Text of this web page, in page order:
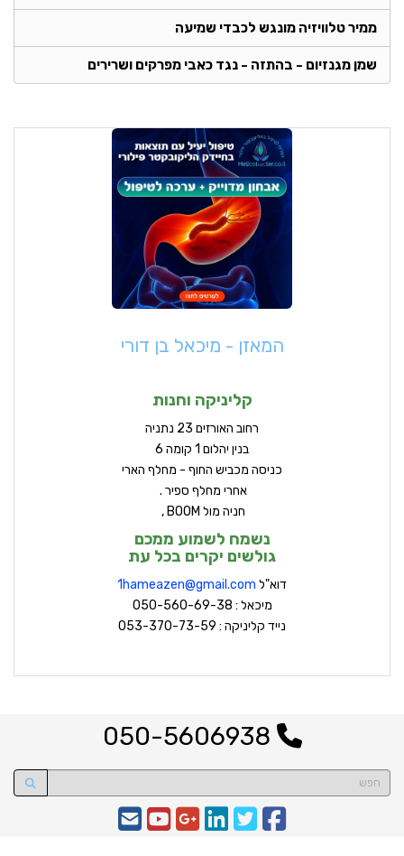
ממיר טלוויזיה מונגש לכבדי שמיעה
שמן מגנזיום - בהתזה - נגד כאבי מפרקים ושרירים
המאזן - מיכאל בן דורי
קליניקה וחנות
רחוב האורזים 23 נתניה
בנין יהלום 1 קומה 6
כניסה מכביש החוף - מחלף הארי
אחרי מחלף ספיר .
חניה מול BOOM ,
נשמח לשמוע ממכם
גולשים יקרים בכל עת
דוא"ל 1 hameazen@gmail.com
מיכאל : 050-560-69-38
נייד קליניקה : 053-370-73-59